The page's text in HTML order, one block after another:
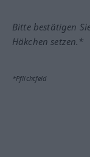
Bitte bestätigen
Häkchen setzen.*
*Pflichtfeld